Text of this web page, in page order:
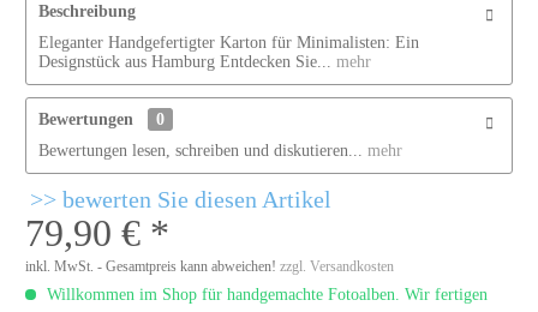
Beschreibung
Eleganter Handgefertigter Karton für Minimalisten: Ein
Designstück aus Hamburg Entdecken Sie...
mehr
Bewertungen
0
Bewertungen lesen, schreiben und diskutieren...
mehr
bewerten Sie diesen Artikel
79,90 € *
inkl. MwSt. - Gesamtpreis kann abweichen!zzgl. Versandkosten
Willkommen im Shop für handgemachte Fotoalben. Wir fertigen